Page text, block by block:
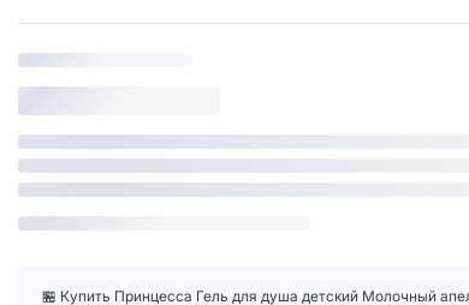
🏪 Купить Принцесса Гель для душа детский Молочный